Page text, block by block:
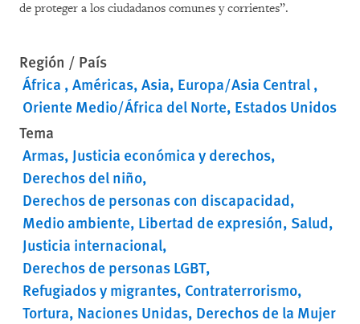
de proteger a los ciudadanos comunes y corrientes”.
Región / País
África Américas Asia Europa/Asia Central
Oriente Medio/África del Norte Estados Unidos
Tema
Armas Justicia económica y derechos
Derechos del niño
Derechos de personas con discapacidad
Medio ambiente Libertad de expresión Salud
Justicia internacional
Derechos de personas LGBT
Refugiados y migrantes Contraterrorismo
Tortura Naciones Unidas Derechos de la Mujer